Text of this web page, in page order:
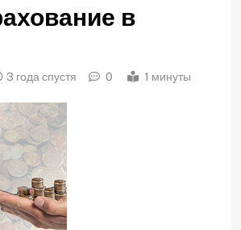
в
3 года спустя 0 1 минуты